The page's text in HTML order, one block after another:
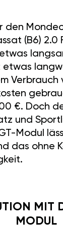
den
(B6) 2.0
Verbrauch
€. Doch
und
Modul
das ohne
MIT
MODUL